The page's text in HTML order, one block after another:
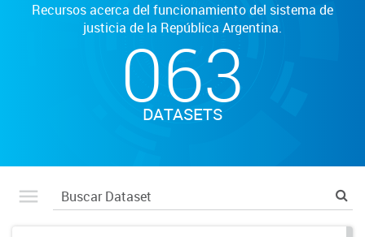
Recursos acerca del funcionamiento del sistema de
justicia de la República Argentina.
063
DATASETS